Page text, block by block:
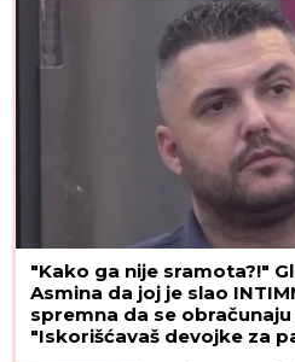
"Kako ga nije sramota?!"
Asmina da joj je slao
spremna da se obračunaju
"Iskorišćavaš devojke za